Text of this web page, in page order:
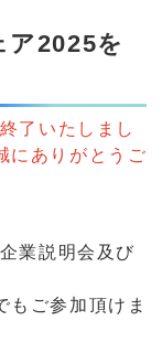
ア2025を
了いたしまし
にありがとうご
業説明会及び
もご参加頂けま